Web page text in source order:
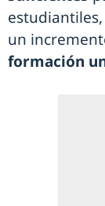
un
formación